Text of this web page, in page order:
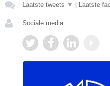
Laatste tweets ▼ | Laatste
Sociale media: